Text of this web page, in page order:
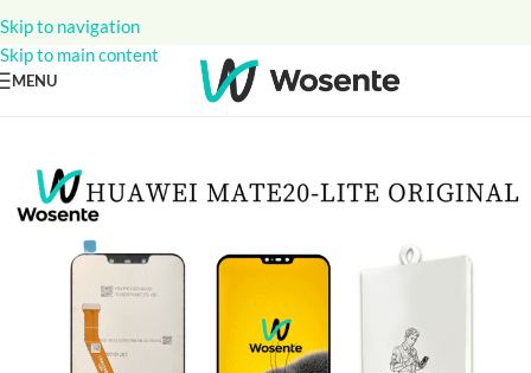
Skip to navigation
Skip to main content
MENU